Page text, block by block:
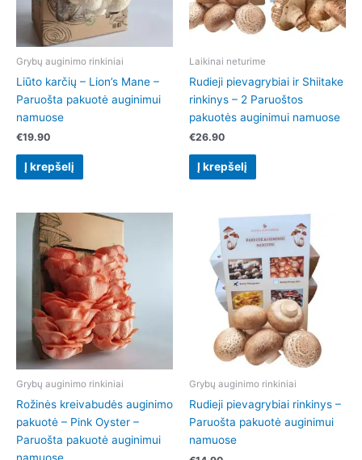
Grybų auginimo rinkiniai
Liūto karčių – Lion’s Mane –
Paruošta pakuotė auginimui
namuose
€19.90
Į krepšelį
Laikinai neturime
Rudieji pievagrybiai ir Shiitake
rinkinys – 2 Paruoštos
pakuotės auginimui namuose
€26.90
Į krepšelį
Grybų auginimo rinkiniai
Rožinės kreivabudės auginimo
pakuotė – Pink Oyster –
Paruošta pakuotė auginimui
namuose
Grybų auginimo rinkiniai
Rudieji pievagrybiai rinkinys –
Paruošta pakuotė auginimui
namuose